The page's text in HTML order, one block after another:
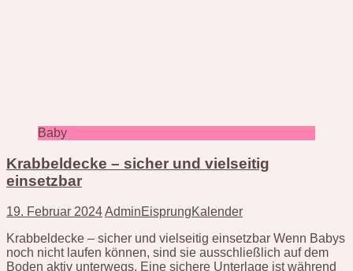
Baby
Krabbeldecke – sicher und vielseitig
einsetzbar
19. Februar 2024AdminEisprungKalender
Krabbeldecke – sicher und vielseitig einsetzbar Wenn Babys
noch nicht laufen können, sind sie ausschließlich auf dem
Boden aktiv unterwegs. Eine sichere Unterlage ist während